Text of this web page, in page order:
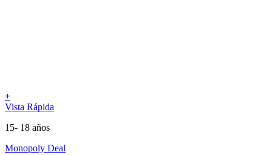
+
Vista Rápida
15- 18 años
Monopoly Deal